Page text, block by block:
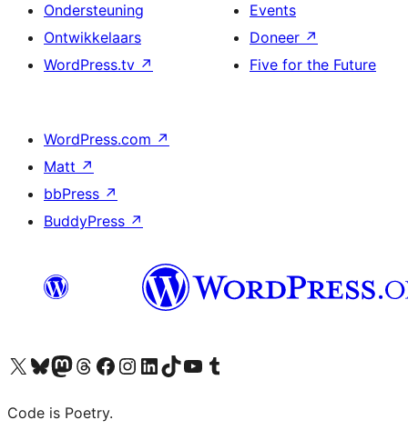
Ondersteuning
Ontwikkelaars
WordPress.tv ↗
Events
Doneer ↗
Five for the Future
WordPress.com ↗
Matt ↗
bbPress ↗
BuddyPress ↗
Bezoek ons X (voorheen Twitter) account
Bezoek onze Bluesky account
Bezoek ons Mastodon account
Bezoek onze Threads account
Onze Facebookpagina bezoeken
Bezoek onze Instagram account
Bezoek onze LinkedIn account
Bezoek onze TikTok account
Bezoek ons YouTube kanaalBezoek onze Tumblr account
Code is Poetry.